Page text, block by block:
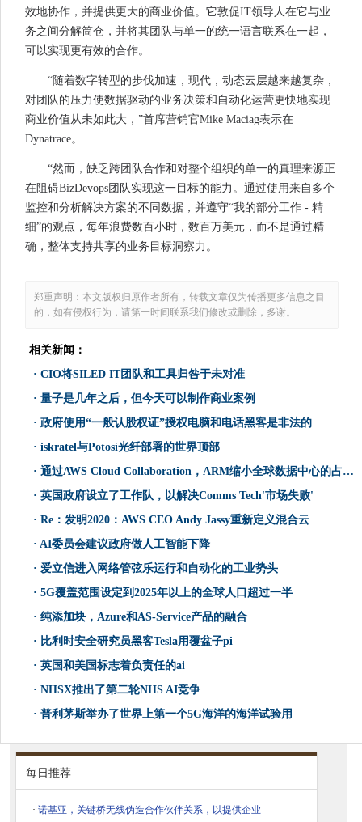
效地协作，并提供更大的商业价值。它敦促IT领导人在它与业
务之间分解筒仓，并将其团队与单一的统一语言联系在一起，
可以实现更有效的合作。
“随着数字转型的步伐加速，现代，动态云层越来越复杂，
对团队的压力使数据驱动的业务决策和自动化运营更快地实现
商业价值从未如此大，”首席营销官Mike Maciag表示在
Dynatrace。
“然而，缺乏跨团队合作和对整个组织的单一的真理来源正
在阻碍BizDevops团队实现这一目标的能力。通过使用来自多个
监控和分析解决方案的不同数据，并遵守“我的部分工作 - 精
细”的观点，每年浪费数百小时，数百万美元，而不是通过精
确，整体支持共享的业务目标洞察力。
郑重声明：本文版权归原作者所有，转载文章仅为传播更多信息之目
的，如有侵权行为，请第一时间联系我们修改或删除，多谢。
相关新闻：
· CIO将SILED IT团队和工具归咎于未对准
· 量子是几年之后，但今天可以制作商业案例
· 政府使用“一般认股权证”授权电脑和电话黑客是非法的
· iskratel与Potosí光纤部署的世界顶部
· 通过AWS Cloud Collaboration，ARM缩小全球数据中心的占地面积
· 英国政府设立了工作队，以解决Comms Tech'市场失败'
· Re：发明2020：AWS CEO Andy Jassy重新定义混合云
· AI委员会建议政府做人工智能下降
· 爱立信进入网络管弦乐运行和自动化的工业势头
· 5G覆盖范围设定到2025年以上的全球人口超过一半
· 纯添加块，Azure和AS-Service产品的融合
· 比利时安全研究员黑客Tesla用覆盆子pi
· 英国和美国标志着负责任的ai
· NHSX推出了第二轮NHS AI竞争
· 普利茅斯举办了世界上第一个5G海洋的海洋试验用
每日推荐
· 诺基亚，关键桥无线伪造合作伙伴关系，以提供企业